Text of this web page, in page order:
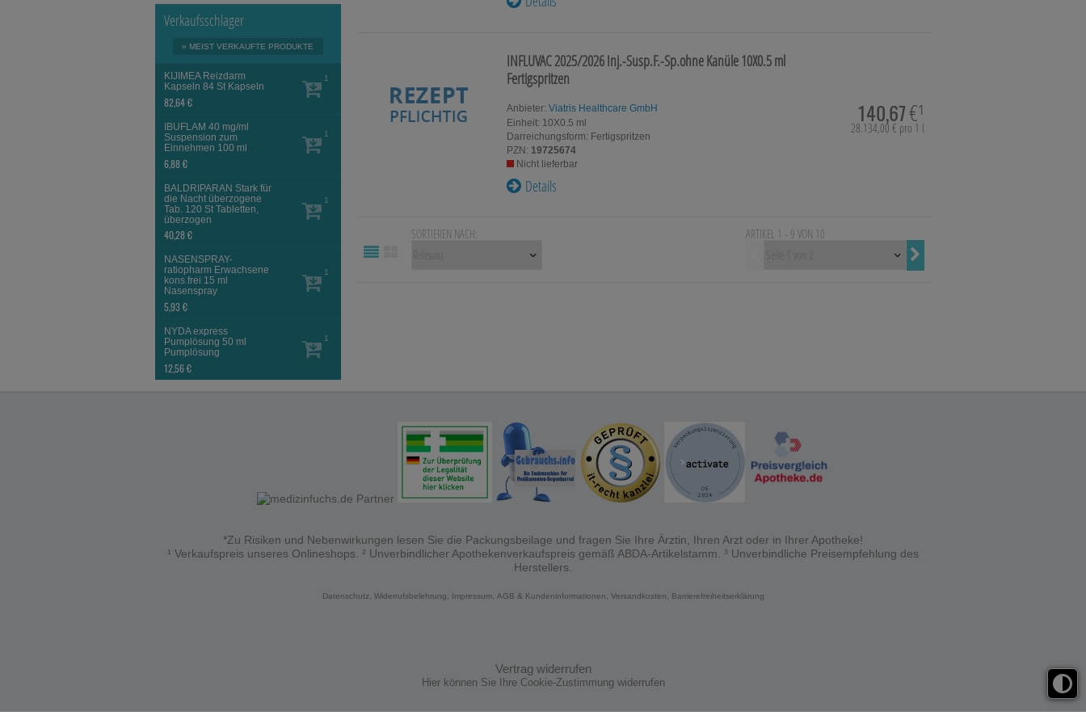
INFLUVAC 2025/2026 Inj.-Susp.F.-Sp.ohne Kanüle10X0.5 ml
Fertigspritzen
Anbieter: Viatris Healthcare GmbH
Einheit: 10X0.5 ml
Darreichungsform: Fertigspritzen
PZN: 19725674
140,67€¹
28.134,00 € pro 1 l
Nicht lieferbar
Details
SORTIEREN NACH: ARTIKEL 1 - 9 VON 10
Verkaufsschlager
» MEIST VERKAUFTE PRODUKTE
KIJIMEA Reizdarm
Kapseln84 St Kapseln
82,64 €
1
IBUFLAM 40 mg/ml
Suspension zum
Einnehmen 100 ml
6,88 €
1
BALDRIPARAN Stark für
die Nacht überzogene
Tab. 120 StTabletten,
überzogen
40,28 €
1
NASENSPRAY-
ratiopharm Erwachsene
kons.frei 15 ml
Nasenspray
5,93 €
1
NYDA express
Pumplösung50 ml
Pumplösung
12,56 €
1
*Zu Risiken und Nebenwirkungen lesen Sie die Packungsbeilage und fragen Sie Ihre Ärztin, Ihren Arzt oder in Ihrer Apotheke!
¹ Verkaufspreis unseres Onlineshops. ² Unverbindlicher Apothekenverkaufspreis gemäß ABDA-Artikelstamm. ³ Unverbindliche Preisempfehlung des
Herstellers.
Datenschutz, Widerrufsbelehrung, Impressum, AGB & Kundeninformationen, Versandkosten, Barrierefreiheitserklärung
Vertrag widerrufen
Hier können Sie Ihre Cookie-Zustimmung widerrufen